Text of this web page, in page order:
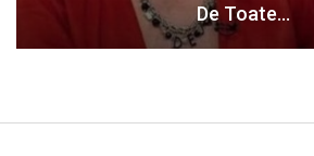
De Toate…